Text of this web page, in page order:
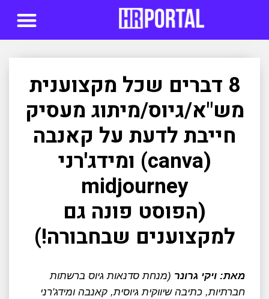
8 דברים שכל מקצוענית
מש"א/גיוס/מיתוג מעסיק
חייבת לדעת על קאנבה
(canva) ומידג'רני
midjourney
(הפוסט פונה גם
למקצוענים שבחבורה!)
מאת: ויקי גרונר (מנחת סדנאות גיוס ברשתות
חברתיות, כתיבה שיווקית גיוסית, קאנבה ומידג'רני